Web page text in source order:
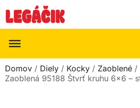
Domov / Diely / Kocky / Zaoblené /
Zaoblená 95188 Štvrť kruhu 6×6 –